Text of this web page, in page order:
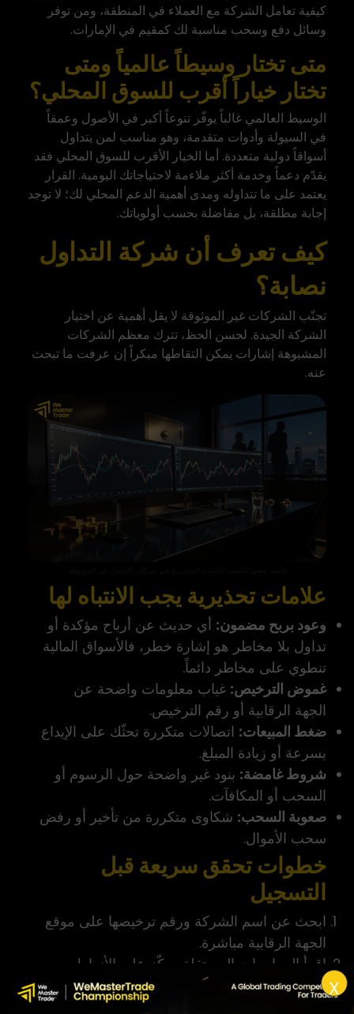
X
كيفية تعامل الشركة مع العملاء في المنطقة، ومن توفر
وسائل دفع وسحب مناسبة لك كمقيم في الإمارات.
متى تختار وسيطاً عالمياً ومتى
تختار خياراً أقرب للسوق المحلي؟
الوسيط العالمي غالباً يوفّر تنوعاً أكبر في الأصول وعمقاً
في السيولة وأدوات متقدمة، وهو مناسب لمن يتداول
أسواقاً دولية متعددة. أما الخيار الأقرب للسوق المحلي فقد
يقدّم دعماً وخدمة أكثر ملاءمة لاحتياجاتك اليومية. القرار
يعتمد على ما تتداوله ومدى أهمية الدعم المحلي لك؛ لا توجد
إجابة مطلقة، بل مفاضلة بحسب أولوياتك.
كيف تعرف أن شركة التداول
نصابة؟
تجنّب الشركات غير الموثوقة لا يقل أهمية عن اختيار
الشركة الجيدة. لحسن الحظ، تترك معظم الشركات
المشبوهة إشارات يمكن التقاطها مبكراً إن عرفت ما تبحث
عنه.
علامات تحذيرية يجب الانتباه لها
وعود بربح مضمون: أي حديث عن أرباح مؤكدة أو
تداول بلا مخاطر هو إشارة خطر، فالأسواق المالية
تنطوي على مخاطر دائماً.
غموض الترخيص: غياب معلومات واضحة عن
الجهة الرقابية أو رقم الترخيص.
ضغط المبيعات: اتصالات متكررة تحثّك على الإيداع
بسرعة أو زيادة المبلغ.
شروط غامضة: بنود غير واضحة حول الرسوم أو
السحب أو المكافآت.
صعوبة السحب: شكاوى متكررة من تأخير أو رفض
سحب الأموال.
خطوات تحقق سريعة قبل
التسجيل
ابحث عن اسم الشركة ورقم ترخيصها على موقع
الجهة الرقابية مباشرة.
اقرأ المراجعات المستقلة وركّز على الأنماط
المتكررة لا على رأي واحد.
راجع الشروط والأحكام، خصوصاً بنود الرسوم